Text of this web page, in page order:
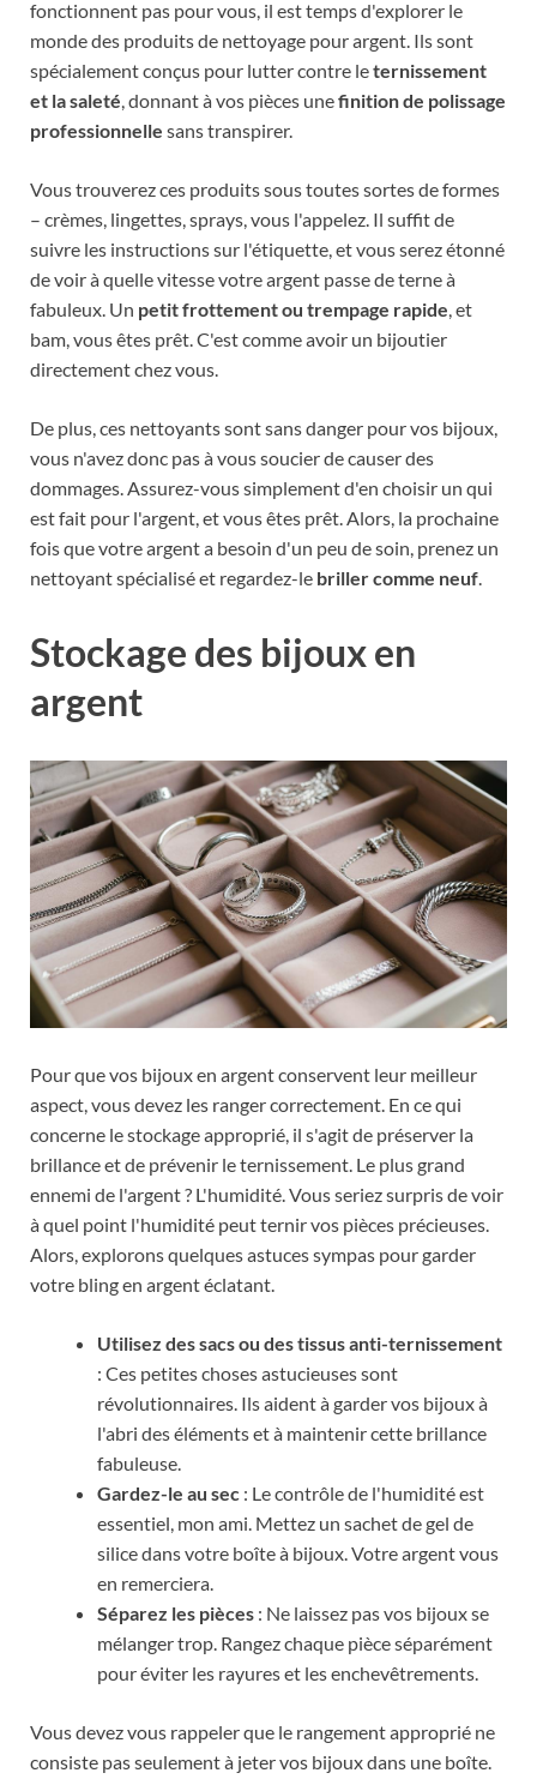
fonctionnent pas pour vous, il est temps d'explorer le
monde des produits de nettoyage pour argent. Ils sont
spécialement conçus pour lutter contre leternissement
et la saleté, donnant à vos pièces unefinition de polissage
professionnelle sans transpirer.
Vous trouverez ces produits sous toutes sortes de formes
– crèmes, lingettes, sprays, vous l'appelez. Il suffit de
suivre les instructions sur l'étiquette, et vous serez étonné
de voir à quelle vitesse votre argent passe de terne à
fabuleux. Un petit frottement ou trempage rapide, et
bam, vous êtes prêt. C'est comme avoir un bijoutier
directement chez vous.
De plus, ces nettoyants sont sans danger pour vos bijoux,
vous n'avez donc pas à vous soucier de causer des
dommages. Assurez-vous simplement d'en choisir un qui
est fait pour l'argent, et vous êtes prêt. Alors, la prochaine
fois que votre argent a besoin d'un peu de soin, prenez un
nettoyant spécialisé et regardez-le briller comme neuf.
Stockage des bijoux en
argent
Pour que vos bijoux en argent conservent leur meilleur
aspect, vous devez les ranger correctement. En ce qui
concerne le stockage approprié, il s'agit de préserver la
brillance et de prévenir le ternissement. Le plus grand
ennemi de l'argent ? L'humidité. Vous seriez surpris de voir
à quel point l'humidité peut ternir vos pièces précieuses.
Alors, explorons quelques astuces sympas pour garder
votre bling en argent éclatant.
Utilisez des sacs ou des tissus anti-ternissement
: Ces petites choses astucieuses sont
révolutionnaires. Ils aident à garder vos bijoux à
l'abri des éléments et à maintenir cette brillance
fabuleuse.
Gardez-le au sec : Le contrôle de l'humidité est
essentiel, mon ami. Mettez un sachet de gel de
silice dans votre boîte à bijoux. Votre argent vous
en remerciera.
Séparez les pièces : Ne laissez pas vos bijoux se
mélanger trop. Rangez chaque pièce séparément
pour éviter les rayures et les enchevêtrements.
Vous devez vous rappeler que le rangement approprié ne
consiste pas seulement à jeter vos bijoux dans une boîte.